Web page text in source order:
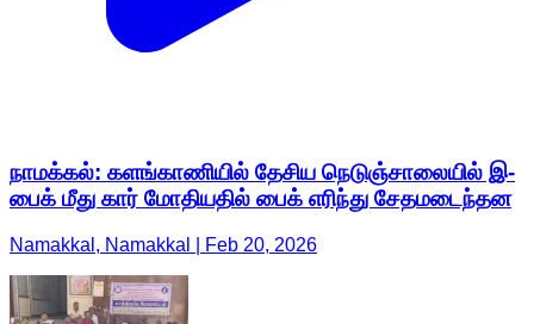
நாமக்கல்: களங்காணியில் தேசிய நெடுஞ்சாலையில் இ-
பைக் மீது கார் மோதியதில் பைக் எரிந்து சேதமடைந்தன
Namakkal, Namakkal | Feb 20, 2026